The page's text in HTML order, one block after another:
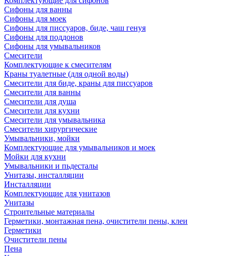
Сифоны для ванны
Сифоны для моек
Сифоны для писсуаров, биде, чаш генуя
Сифоны для поддонов
Сифоны для умывальников
Смесители
Комплектующие к смесителям
Краны туалетные (для одной воды)
Смесители для биде, краны для писсуаров
Смесители для ванны
Смесители для душа
Смесители для кухни
Смесители для умывальника
Смесители хирургические
Умывальники, мойки
Комплектующие для умывальников и моек
Мойки для кухни
Умывальники и пьдесталы
Унитазы, инсталляции
Инсталляции
Комплектующие для унитазов
Унитазы
Строительные материалы
Герметики, монтажная пена, очистители пены, клеи
Герметики
Очистители пены
Пена